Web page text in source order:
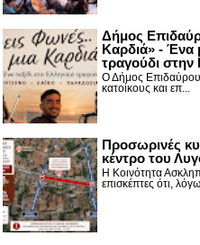
Δήμος
Καρδιά» - Ένα
τραγούδι στην
Ο Δήμος Επιδαύρου
κατοίκους και επ...
Προσωρινές
κέντρο του
Η Κοινότητα
επισκέπτες ότι,